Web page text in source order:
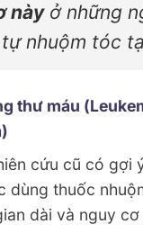
nàyở những
nhuộm tóc
thư máu
cứu cũ có gợi
dùng thuốc
dài và nguy cơ